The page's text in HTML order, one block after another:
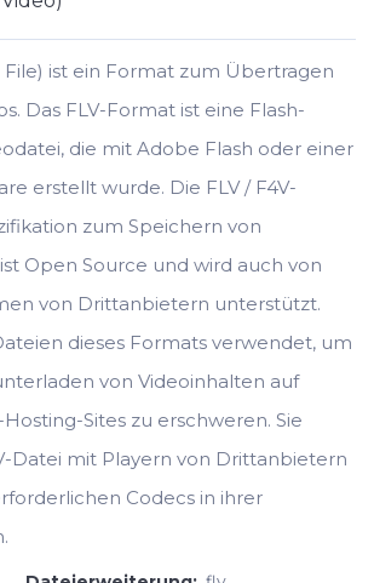
File) ist ein Format zum Übertragen
Das FLV-Format ist eine Flash-
die mit Adobe Flash oder einer
erstellt wurde. Die FLV / F4V-
zum Speichern von
Open Source und wird auch von
von Drittanbietern unterstützt.
dieses Formats verwendet, um
von Videoinhalten auf
Sites zu erschweren. Sie
Datei mit Playern von Drittanbietern
Codecs in ihrer